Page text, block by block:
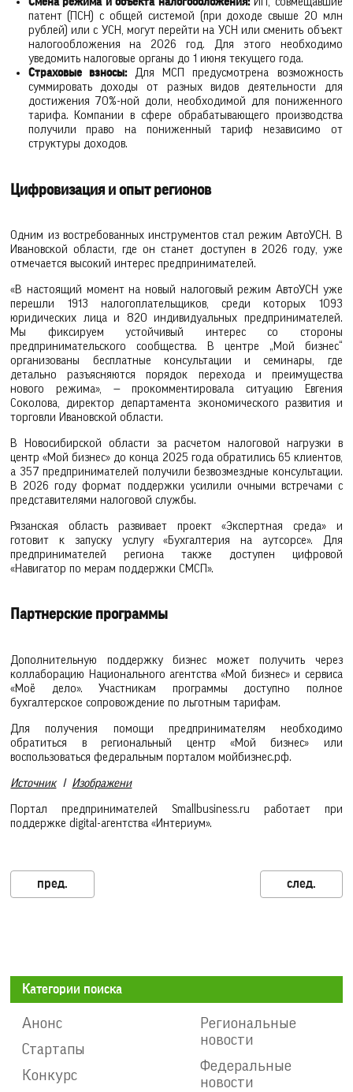
патент (ПСН) с общей системой (при доходе свыше 20 млн
рублей) или с УСН, могут перейти на УСН или сменить объект
налогообложения на 2026 год. Для этого необходимо
уведомить налоговые органы до 1 июня текущего года.
Страховые взносы:Для МСП предусмотрена возможность
суммировать доходы от разных видов деятельности для
достижения 70%-ной доли, необходимой для пониженного
тарифа. Компании в сфере обрабатывающего производства
получили право на пониженный тариф независимо от
структуры доходов.
Цифровизация и опыт регионов
Одним из востребованных инструментов стал режим АвтоУСН. В
Ивановской области, где он станет доступен в 2026 году, уже
отмечается высокий интерес предпринимателей.
«В настоящий момент на новый налоговый режим АвтоУСН уже
перешли 1913 налогоплательщиков, среди которых 1093
юридических лица и 820 индивидуальных предпринимателей.
Мы фиксируем устойчивый интерес со стороны
предпринимательского сообщества. В центре „Мой бизнес“
организованы бесплатные консультации и семинары, где
детально разъясняются порядок перехода и преимущества
нового режима», — прокомментировала ситуацию Евгения
Соколова, директор департамента экономического развития и
торговли Ивановской области.
В Новосибирской области за расчетом налоговой нагрузки в
центр «Мой бизнес» до конца 2025 года обратились 65 клиентов,
а 357 предпринимателей получили безвозмездные консультации.
В 2026 году формат поддержки усилили очными встречами с
представителями налоговой службы.
Рязанская область развивает проект «Экспертная среда» и
готовит к запуску услугу «Бухгалтерия на аутсорсе». Для
предпринимателей региона также доступен цифровой
«Навигатор по мерам поддержки СМСП».
Партнерские программы
Дополнительную поддержку бизнес может получить через
коллаборацию Национального агентства «Мой бизнес» и сервиса
«Моё дело». Участникам программы доступно полное
бухгалтерское сопровождение по льготным тарифам.
Для получения помощи предпринимателям необходимо
обратиться в региональный центр «Мой бизнес» или
воспользоваться федеральным порталом мойбизнес.рф.
ИсточникI Изображени
Портал предпринимателей Smallbusiness.ru работает при
поддержке digital-агентства «Интериум».
Категории поиска
Анонс
Стартапы
Конкурс
Региональные
новости
Федеральные
новости